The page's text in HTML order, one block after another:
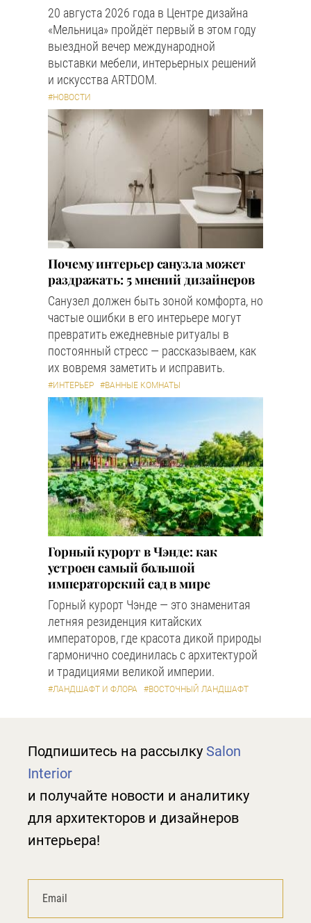
20 августа 2026 года в Центре дизайна
«Мельница» пройдёт первый в этом году
выездной вечер международной
выставки мебели, интерьерных решений
и искусства ARTDOM.
#НОВОСТИ
Почему интерьер санузла может
раздражать: 5 мнений дизайнеров
Санузел должен быть зоной комфорта, но
частые ошибки в его интерьере могут
превратить ежедневные ритуалы в
постоянный стресс — рассказываем, как
их вовремя заметить и исправить.
#ИНТЕРЬЕР #ВАННЫЕ КОМНАТЫ
Горный курорт в Чэнде: как
устроен самый большой
императорский сад в мире
Горный курорт Чэнде — это знаменитая
летняя резиденция китайских
императоров, где красота дикой природы
гармонично соединилась с архитектурой
и традициями великой империи.
#ЛАНДШАФТ И ФЛОРА #ВОСТОЧНЫЙ ЛАНДШАФТ
Подпишитесь на рассылку Salon
Interior
и получайте новости и аналитику
для архитекторов и дизайнеров
интерьера!